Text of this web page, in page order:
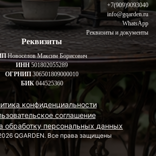
+7(909)9093040
info@gqarden.ru
WhatsApp
Реквизиты и документы
Реквизиты
Новосёлов Максим Борисович
ИНН501802055289
ОГРНИП 306501809000010
БИК044525360
QGARDEN. Все права защищены
конфиденциальности
соглашение
обработку персональных данных